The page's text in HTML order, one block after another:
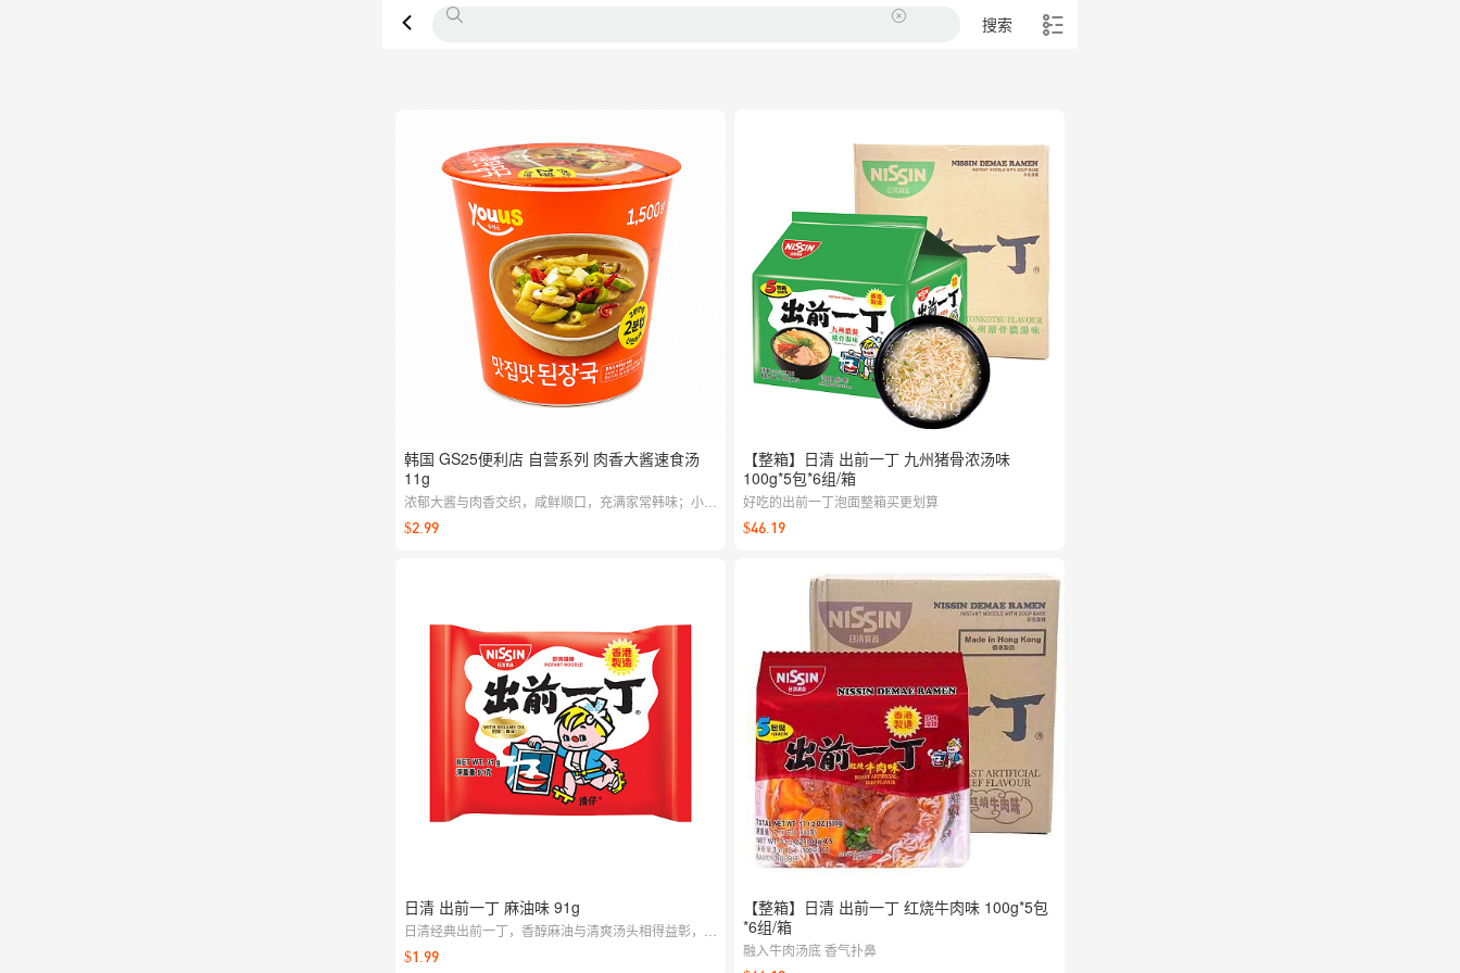
搜索
韩国 GS25便利店 自营系列 肉香大酱速食汤
11g
浓郁大酱与肉香交织，咸鲜顺口，充满家常韩味；小袋
便携，随时随地冲泡一碗地道汤品。
$2.99
日清 出前一丁 麻油味 91g
日清经典出前一丁，香醇麻油与清爽汤头相得益彰，面
条弹韧有嚼劲。加个鸡蛋或青菜，几分钟就能收获一碗
暖心的日式风味。
$1.99
【整箱】日清 出前一丁 九州猪骨浓汤味
100g*5包*6组/箱
好吃的出前一丁泡面整箱买更划算
$46.19
【整箱】日清 出前一丁 红烧牛肉味 100g*5包
*6组/箱
融入牛肉汤底 香气扑鼻